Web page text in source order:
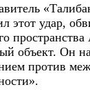
этот удар,
пространства
объект. Он
против